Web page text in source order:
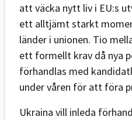
att väcka nytt liv i EU:s
ett alltjämt starkt
länder i unionen. Tio
ett formellt krav då nya
förhandlas med
under våren för att föra
Ukraina vill inleda